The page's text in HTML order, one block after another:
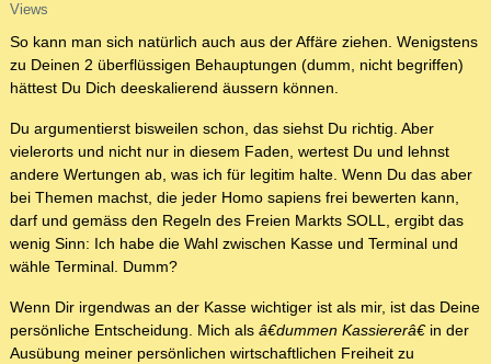
Views
So kann man sich natürlich auch aus der Affäre ziehen. Wenigstens
zu Deinen 2 überflüssigen Behauptungen (dumm, nicht begriffen)
hättest Du Dich deeskalierend äussern können.
Du argumentierst bisweilen schon, das siehst Du richtig. Aber
vielerorts und nicht nur in diesem Faden, wertest Du und lehnst
andere Wertungen ab, was ich für legitim halte. Wenn Du das aber
bei Themen machst, die jeder Homo sapiens frei bewerten kann,
darf und gemäss den Regeln des Freien Markts SOLL, ergibt das
wenig Sinn: Ich habe die Wahl zwischen Kasse und Terminal und
wähle Terminal. Dumm?
Wenn Dir irgendwas an der Kasse wichtiger ist als mir, ist das Deine
persönliche Entscheidung. Mich als â€dummen Kassiererâ€in der
Ausübung meiner persönlichen wirtschaftlichen Freiheit zu